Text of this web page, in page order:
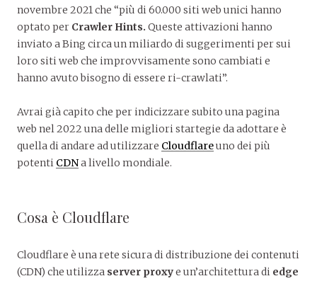
novembre 2021 che “più di 60.000 siti web unici hanno
optato per Crawler Hints. Queste attivazioni hanno
inviato a Bing circa un miliardo di suggerimenti per sui
loro siti web che improvvisamente sono cambiati e
hanno avuto bisogno di essere ri-crawlati”.
Avrai già capito che per indicizzare subito una pagina
web nel 2022 una delle migliori startegie da adottare è
quella di andare ad utilizzare Cloudflareuno dei più
potenti CDNa livello mondiale.
Cosa è Cloudflare
Cloudflare è una rete sicura di distribuzione dei contenuti
(CDN) che utilizza server proxye un’architettura di edge